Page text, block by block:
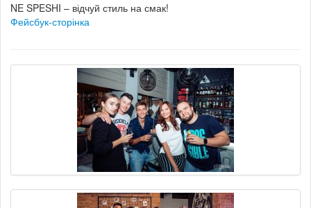
NE SPESHI – відчуй стиль на смак!
Фейсбук-сторінка